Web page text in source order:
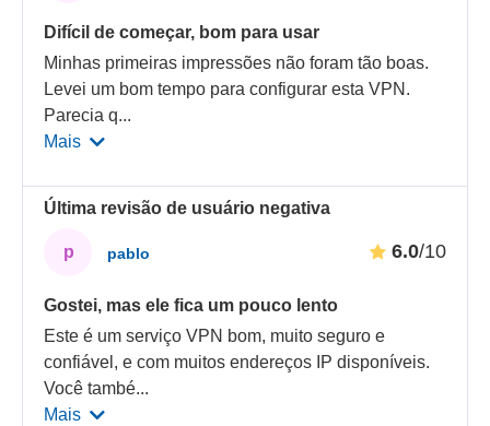
Difícil de começar, bom para usar
Minhas primeiras impressões não foram tão boas.
Levei um bom tempo para configurar esta VPN.
Parecia q...
Mais
Última revisão de usuário negativa
p pablo 6.0/10
Gostei, mas ele fica um pouco lento
Este é um serviço VPN bom, muito seguro e
confiável, e com muitos endereços IP disponíveis.
Você també...
Mais